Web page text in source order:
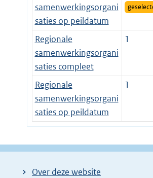
samenwerkingsorgani
saties op peildatum
Regionale
samenwerkingsorgani
saties compleet
1
Regionale
samenwerkingsorgani
saties op peildatum
1
Over deze website